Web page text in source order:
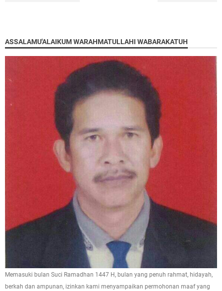
ASSALAMU'ALAIKUM WARAHMATULLAHI WABARAKATUH
Memasuki bulan Suci Ramadhan 1447 H, bulan yang penuh rahmat, hidayah,
berkah dan ampunan, izinkan kami menyampaikan permohonan maaf yang